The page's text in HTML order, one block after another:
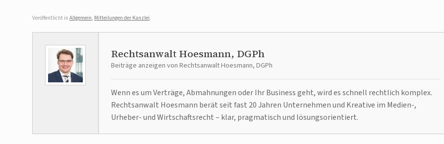
Veröffentlicht in Allgemein, Mitteilungen der Kanzlei.
Rechtsanwalt Hoesmann, DGPh
Beiträge anzeigen von Rechtsanwalt Hoesmann, DGPh
Wenn es um Verträge, Abmahnungen oder Ihr Business geht, wird es schnell rechtlich komplex.
Rechtsanwalt Hoesmann berät seit fast 20 Jahren Unternehmen und Kreative im Medien-,
Urheber- und Wirtschaftsrecht – klar, pragmatisch und lösungsorientiert.